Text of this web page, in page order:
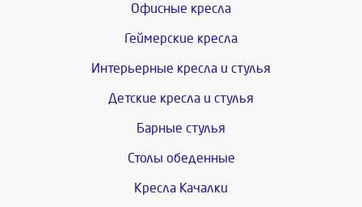
Офисные кресла
Геймерские кресла
Интерьерные кресла и стулья
Детские кресла и стулья
Барные стулья
Столы обеденные
Кресла Качалки